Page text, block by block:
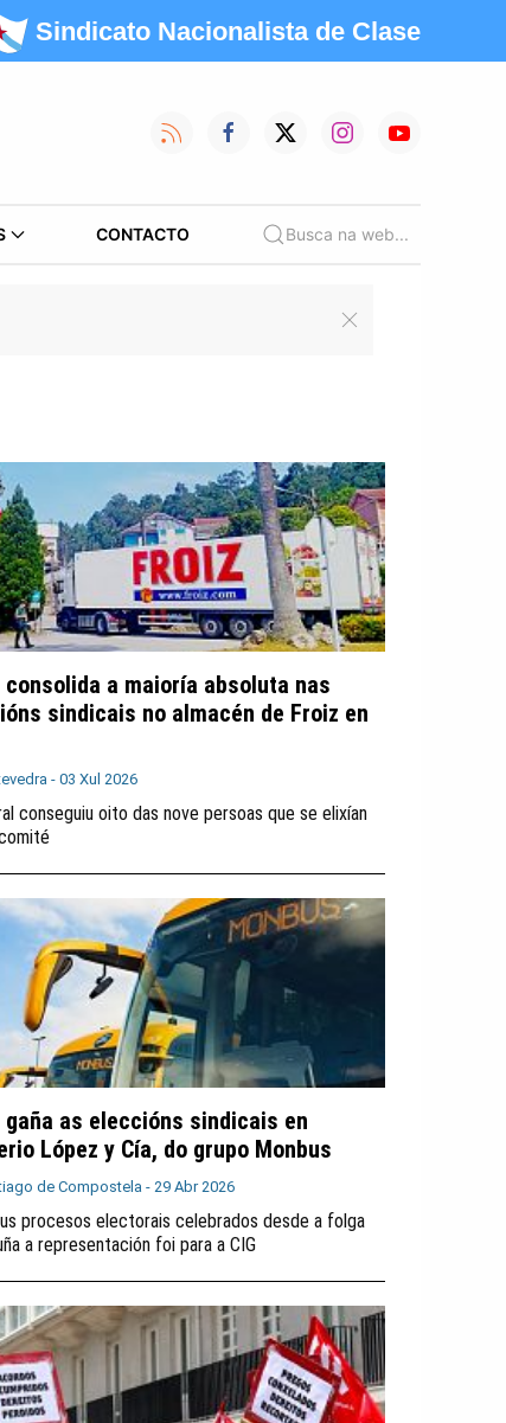
Sindicato Nacionalista de Clase
CONTACTO Busca na web...
consolida a maioría absoluta nas
sindicais no almacén de Froiz en
-03 Xul 2026
conseguiu oito das nove persoas que se elixían
gaña as eleccións sindicais en
López y Cía, do grupo Monbus
de Compostela -29 Abr 2026
procesos electorais celebrados desde a folga
a representación foi para a CIG